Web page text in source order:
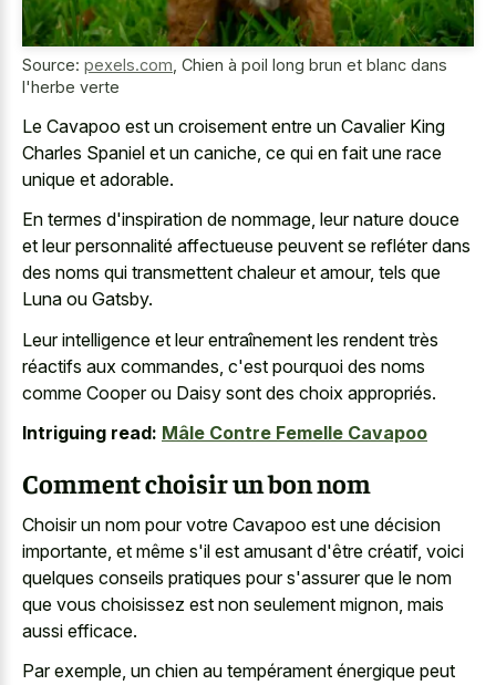
Source: pexels.com Chien à poil long brun et blanc dans
l'herbe verte
Le Cavapoo est un croisement entre un Cavalier King
Charles Spaniel et un caniche, ce qui en fait une race
unique et adorable.
En termes d'inspiration de nommage, leur nature douce
et leur personnalité affectueuse peuvent se refléter dans
des noms qui transmettent chaleur et amour, tels que
Luna ou Gatsby.
Leur intelligence et leur entraînement les rendent très
réactifs aux commandes, c'est pourquoi des noms
comme Cooper ou Daisy sont des choix appropriés.
Intriguing read: Mâle Contre Femelle Cavapoo
Comment choisir un bon nom
Choisir un nom pour votre Cavapoo est une décision
importante, et même s'il est amusant d'être créatif, voici
quelques conseils pratiques pour s'assurer que le nom
que vous choisissez est non seulement mignon, mais
aussi efficace.
Par exemple, un chien au tempérament énergique peut